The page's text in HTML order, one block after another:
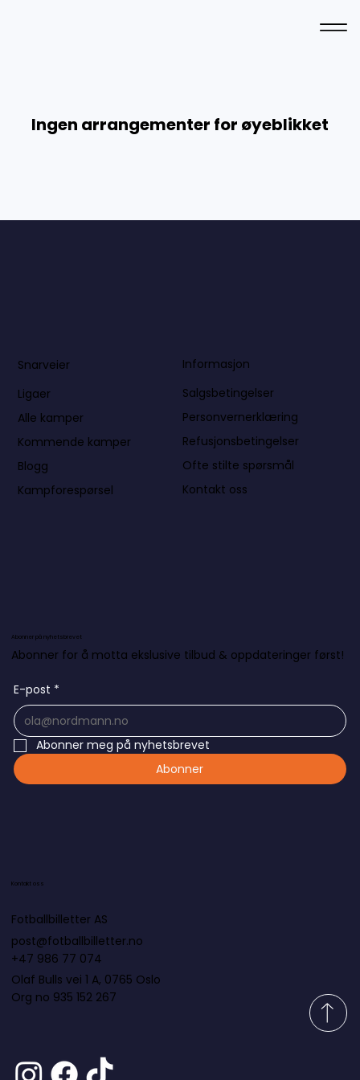
Ingen arrangementer for øyeblikket
Snarveier
Ligaer
Alle kamper
Kommende kamper
Blogg
Kampforespørsel
Informasjon
Salgsbetingelser
Personvernerklæring
Refusjonsbetingelser
Ofte stilte spørsmål
Kontakt oss
Abonner på nyhetsbrevet
Abonner for å motta ekslusive tilbud & oppdateringer først!
E-post *
Abonner meg på nyhetsbrevet
Abonner
Kontakt oss
Fotballbilletter AS
post@fotballbilletter.no
+47 986 77 074
Olaf Bulls vei 1 A, 0765 Oslo
Org no 935 152 267